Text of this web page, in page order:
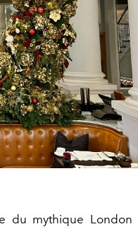
du mythique London